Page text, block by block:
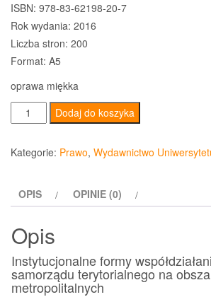
ISBN: 978-83-62198-20-7
Rok wydania: 2016
Liczba stron: 200
Format: A5
oprawa miękka
ilość
Instytucjonalne
formy
współdziałania
samorządu...
Dodaj do koszyka
Kategorie: Prawo, Wydawnictwo
OPIS OPINIE (0)
Opis
Instytucjonalne formy
samorządu terytorialnego na
metropolitalnych